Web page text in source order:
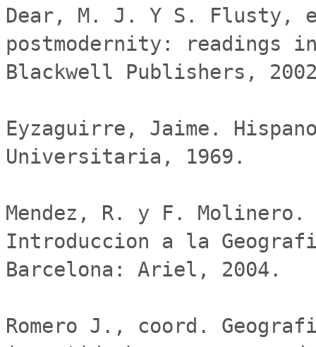
Dear, M. J. Y S. Flusty,
postmodernity: readings
Blackwell Publishers,
Eyzaguirre, Jaime.
Universitaria, 1969.
Mendez, R. y F. Molinero.
Introduccion a la
Barcelona: Ariel, 2004.
Romero J., coord.